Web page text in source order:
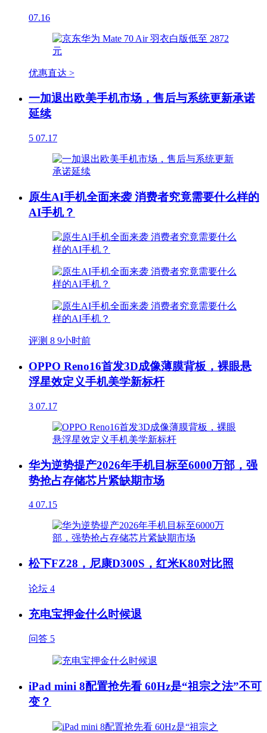
07.16
优惠直达 >
一加退出欧美手机市场，售后与系统更新承诺
延续
5 07.17
原生AI手机全面来袭 消费者究竟需要什么样的
AI手机？
评测 8 9小时前
OPPO Reno16首发3D成像薄膜背板，裸眼悬
浮星效定义手机美学新标杆
3 07.17
华为逆势提产2026年手机目标至6000万部，强
势抢占存储芯片紧缺期市场
4 07.15
松下FZ28，尼康D300S，红米K80对比照
论坛 4
充电宝押金什么时候退
问答 5
iPad mini 8配置抢先看 60Hz是“祖宗之法”不可
变？